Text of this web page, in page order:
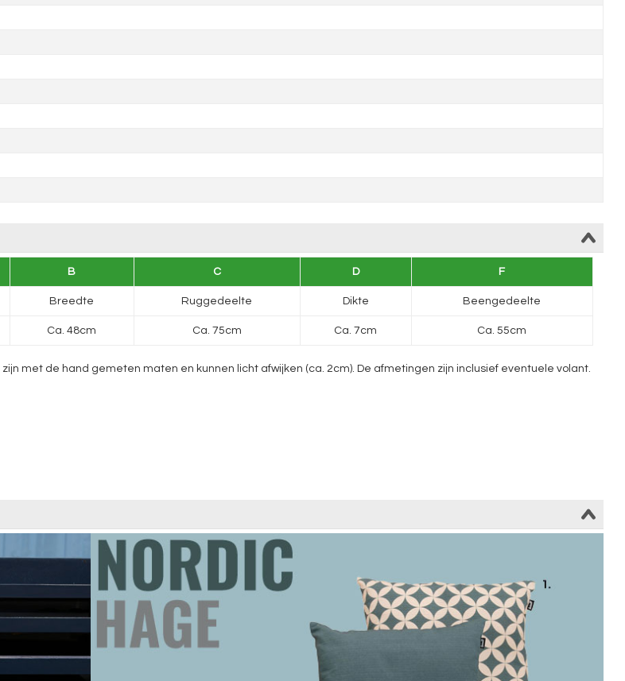
B C D F
Breedte Ruggedeelte Dikte Beengedeelte
Ca. 48cm Ca. 75cm Ca. 7cm Ca. 55cm
met de hand gemeten maten en kunnen licht afwijken (ca. 2cm). De afmetingen zijn inclusief eventuele volant.